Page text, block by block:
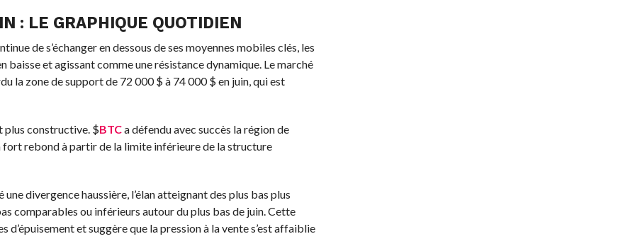
: LE GRAPHIQUE QUOTIDIEN
de s’échanger en dessous de ses moyennes mobiles clés, les
et agissant comme une résistance dynamique. Le marché
la zone de support de 72 000 $ à 74 000 $ en juin, qui est
plus constructive. $BTCa défendu avec succès la région de
rebond à partir de la limite inférieure de la structure
divergence haussière, l’élan atteignant des plus bas plus
comparables ou inférieurs autour du plus bas de juin. Cette
et suggère que la pression à la vente s’est affaiblie